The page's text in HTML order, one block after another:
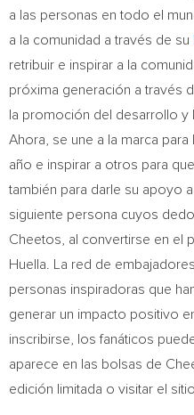
a las personas en todo el
a la comunidad a través de su
retribuir e inspirar a la
próxima generación a través
la promoción del desarrollo y
Ahora, se une a la marca
año e inspirar a otros para
también para darle su apoyo
siguiente persona cuyos
Cheetos, al convertirse en el
Huella. La red de
personas inspiradoras que
generar un impacto positivo
inscribirse, los fanáticos
aparece en las bolsas de
edición limitada o visitar el